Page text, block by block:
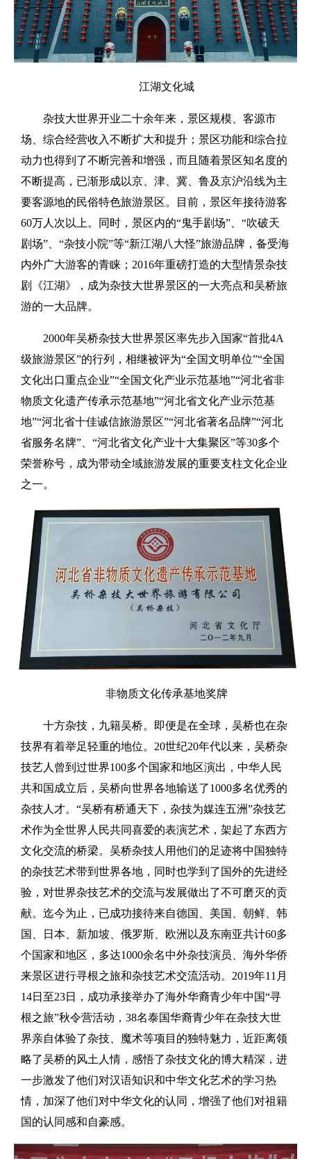
江湖文化城
杂技大世界开业二十余年来，景区规模、客源市
场、综合经营收入不断扩大和提升；景区功能和综合拉
动力也得到了不断完善和增强，而且随着景区知名度的
不断提高，已渐形成以京、津、冀、鲁及京沪沿线为主
要客源地的民俗特色旅游景区。目前，景区年接待游客
60万人次以上。同时，景区内的“鬼手剧场”、“吹破天
剧场”、“杂技小院”等“新江湖八大怪”旅游品牌，备受海
内外广大游客的青睐；2016年重磅打造的大型情景杂技
剧《江湖》，成为杂技大世界景区的一大亮点和吴桥旅
游的一大品牌。
2000年吴桥杂技大世界景区率先步入国家“首批4A
级旅游景区”的行列，相继被评为“全国文明单位”“全国
文化出口重点企业”“全国文化产业示范基地”“河北省非
物质文化遗产传承示范基地”“河北省文化产业示范基
地”“河北省十佳诚信旅游景区”“河北省著名品牌”“河北
省服务名牌”、“河北省文化产业十大集聚区”等30多个
荣誉称号，成为带动全域旅游发展的重要支柱文化企业
之一。
非物质文化传承基地奖牌
十方杂技，九籍吴桥。即便是在全球，吴桥也在杂
技界有着举足轻重的地位。20世纪20年代以来，吴桥杂
技艺人曾到过世界100多个国家和地区演出，中华人民
共和国成立后，吴桥向世界各地输送了1000多名优秀的
杂技人才。“吴桥有桥通天下，杂技为媒连五洲”杂技艺
术作为全世界人民共同喜爱的表演艺术，架起了东西方
文化交流的桥梁。吴桥杂技人用他们的足迹将中国独特
的杂技艺术带到世界各地，同时也学到了国外的先进经
验，对世界杂技艺术的交流与发展做出了不可磨灭的贡
献。迄今为止，已成功接待来自德国、美国、朝鲜、韩
国、日本、新加坡、俄罗斯、欧洲以及东南亚共计60多
个国家和地区，多达1000余名中外杂技演员、海外华侨
来景区进行寻根之旅和杂技艺术交流活动。2019年11月
14日至23日，成功承接举办了海外华裔青少年中国“寻
根之旅”秋令营活动，38名泰国华裔青少年在杂技大世
界亲自体验了杂技、魔术等项目的独特魅力，近距离领
略了吴桥的风土人情，感悟了杂技文化的博大精深，进
一步激发了他们对汉语知识和中华文化艺术的学习热
情，加深了他们对中华文化的认同，增强了他们对祖籍
国的认同感和自豪感。